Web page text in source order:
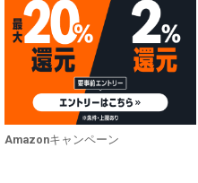
Amazonキャンペーン